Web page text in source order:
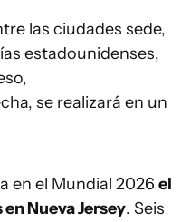
las ciudades sede,
estadounidenses,
se realizará en un
en el Mundial 2026 el
Nueva Jersey. Seis